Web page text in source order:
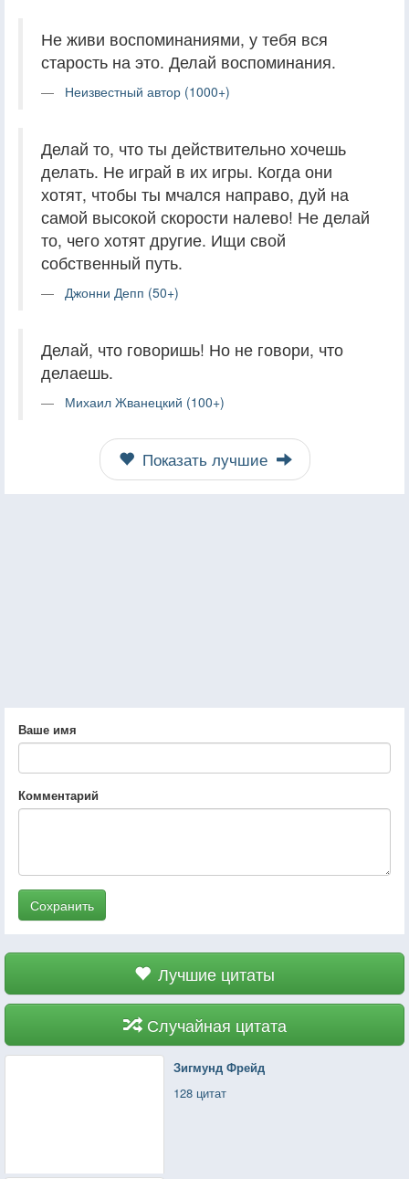
Не живи воспоминаниями, у тебя вся
старость на это. Делай воспоминания.
Неизвестный автор (1000+)
Делай то, что ты действительно хочешь
делать. Не играй в их игры. Когда они
хотят, чтобы ты мчался направо, дуй на
самой высокой скорости налево! Не делай
то, чего хотят другие. Ищи свой
собственный путь.
Джонни Депп (50+)
Делай, что говоришь! Но не говори, что
делаешь.
Михаил Жванецкий (100+)
Показать лучшие
Ваше имя
Комментарий
Сохранить
Лучшие цитаты
Случайная цитата
Зигмунд Фрейд
128 цитат